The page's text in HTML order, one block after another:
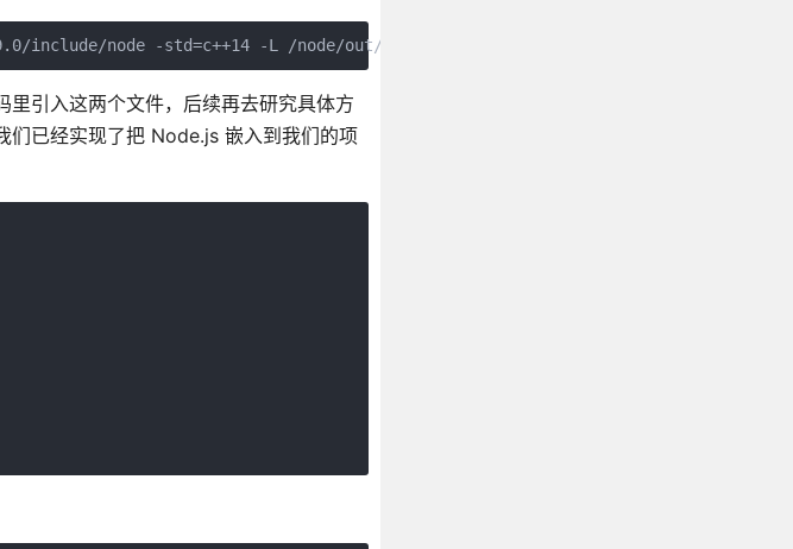
v17.9.0/include/node -std=c++14 -L /node/out/Release -l
引入这两个文件，后续再去研究具体方
已经实现了把 Node.js 嵌入到我们的项